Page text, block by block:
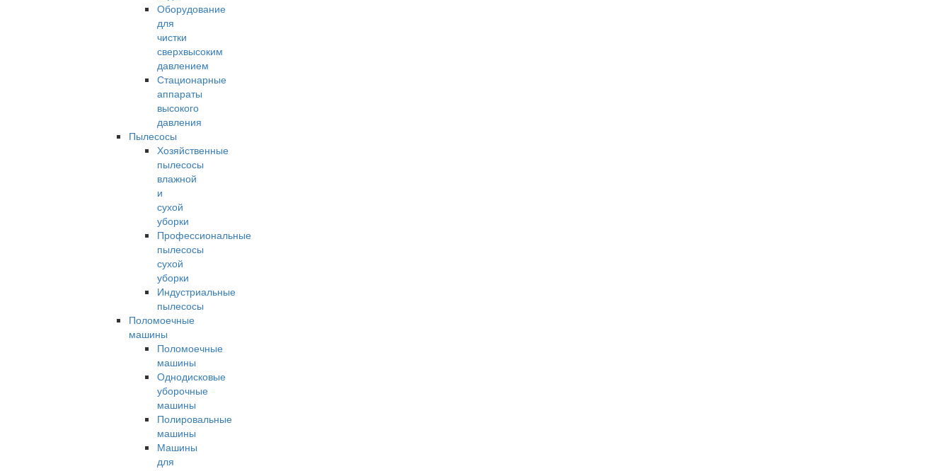
Оборудование
для
чистки
сверхвысоким
давлением
Стационарные
аппараты
высокого
давления
Пылесосы
Хозяйственные
пылесосы
влажной
и
сухой
уборки
Профессиональные
пылесосы
сухой
уборки
Индустриальные
пылесосы
Поломоечные
машины
Поломоечные
машины
Однодисковые
уборочные
машины
Полировальные
машины
Машины
для